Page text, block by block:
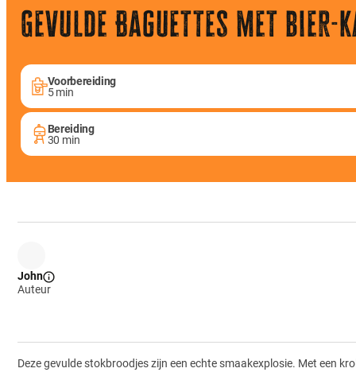
Gevulde Baguettes met bier-
Voorbereiding
5 min
Bereiding
30 min
John
Auteur
Deze gevulde stokbroodjes zijn een echte smaakexplosie. Met een